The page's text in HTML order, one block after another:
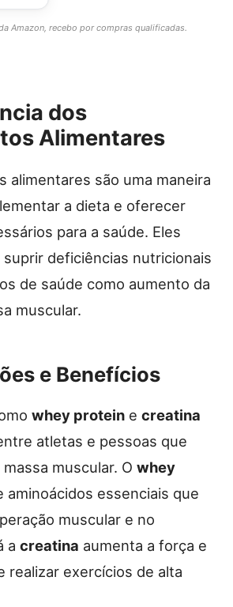
Amazon, recebo por compras qualificadas.
dos
Alimentares
alimentares são uma maneira
a dieta e oferecer
para a saúde. Eles
suprir deficiências nutricionais
de saúde como aumento da
muscular.
e Benefícios
whey protein e creatina
atletas e pessoas que
muscular. O whey
aminoácidos essenciais que
muscular e no
a creatina aumenta a força e
realizar exercícios de alta